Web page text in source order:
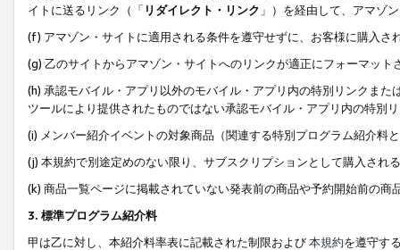
イトに送るリンク（「 リダイレクト・リンク 」）を経由して、アマゾ
(f) アマゾン・サイトに適用される条件を遵守せずに、お客様に購入さ
(g) 乙のサイトからアマゾン・サイトへのリンクが適正にフォーマッ
(h) 承認モバイル・アプリ以外のモバイル・アプリ内の特別リンクま
ツールにより提供されたものではない承認モバイル・アプリ内の特別
(i) メンバー紹介イベントの対象商品（関連する特別プログラム紹介料
(j) 本規約で別途定めのない限り、サブスクリプションとして購入され
(k) 商品一覧ページに掲載されていない発表前の商品や予約開始前の商
3. 標準プログラム紹介料
甲は乙に対し、本紹介料率表に記載された制限および本規約を遵守す